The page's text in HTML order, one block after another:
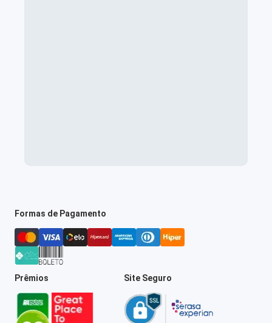
Formas de Pagamento
Prêmios Site Seguro